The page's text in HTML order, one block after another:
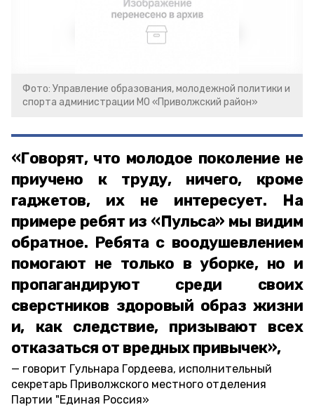
Фото: Управление образования, молодежной политики и
спорта администрации МО «Приволжский район»
«Говорят, что молодое поколение не
приучено к труду, ничего, кроме
гаджетов, их не интересует. На
примере ребят из «Пульса» мы видим
обратное. Ребята с воодушевлением
помогают не только в уборке, но и
пропагандируют среди своих
сверстников здоровый образ жизни
и, как следствие, призывают всех
отказаться от вредных привычек»,
говорит Гульнара Гордеева, исполнительный
секретарь Приволжского местного отделения
Партии "Единая Россия»